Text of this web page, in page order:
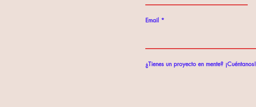
Email
¿Tienes un proyecto en mente? ¡Cuéntanos!